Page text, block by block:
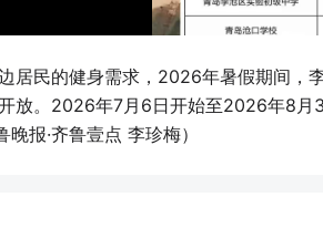
居民的健身需求，2026年暑假期间，
放。2026年7月6日开始至2026年8
报·齐鲁壹点 李珍梅）